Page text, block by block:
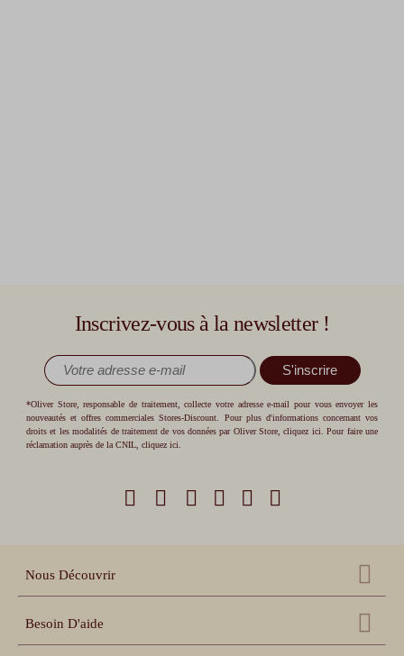
Inscrivez-vous à la newsletter !
S'inscrire
*Oliver Store, responsable de traitement, collecte votre adresse e-mail pour vous envoyer les
nouveautés et offres commerciales Stores-Discount. Pour plus d'informations concernant vos
droits et les modalités de traitement de vos données par Oliver Store,cliquez ici . Pour faire une
réclamation auprès de la CNIL,cliquez ici
Nous Découvrir
Besoin D'aide